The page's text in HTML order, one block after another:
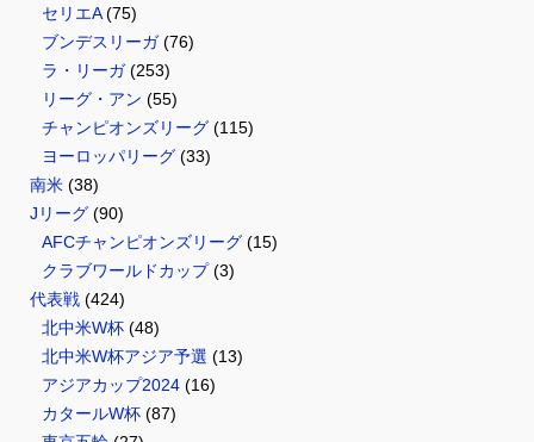
セリエA(75)
ブンデスリーガ(76)
ラ・リーガ(253)
リーグ・アン (55)
チャンピオンズリーグ (115)
ヨーロッパリーグ (33)
南米 (38)
Jリーグ (90)
AFCチャンピオンズリーグ (15)
クラブワールドカップ(3)
代表戦 (424)
北中米W杯 (48)
北中米W杯アジア予選 (13)
アジアカップ2024 (16)
カタールW杯 (87)